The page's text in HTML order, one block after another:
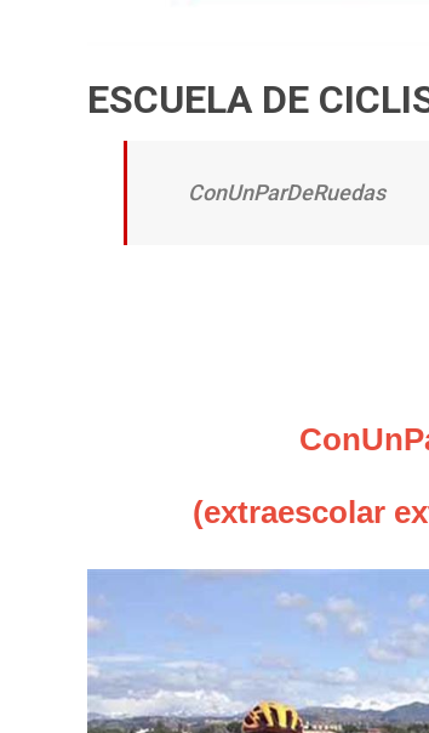
ESCUELA DE
ConUnParDeRuedas
(extraescolar